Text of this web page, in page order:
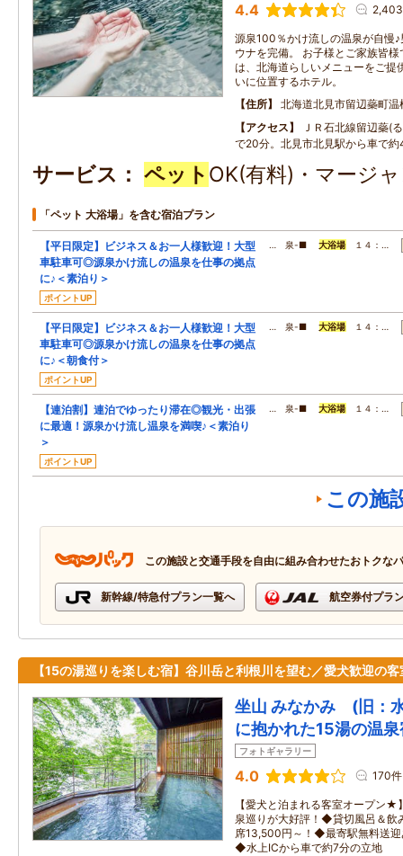
4.4
源泉100％かけ流しの温泉が自慢
ウナを完備。 お子様とご家族皆
は、北海道らしいメニューをご提
いに位置するホテル。
住所
北海道北見市留辺蘂町
アクセス
ＪＲ石北線留辺蘂(
で20分。北見市北見駅から車で
サービス ペット OK(有料)・マージ
「ペット 大浴場」を含む宿泊プラン
【平日限定】ビジネス＆お一人様歓迎！大型
車駐車可◎源泉かけ流しの温泉を仕事の拠点
に♪＜素泊り＞
ポイントUP
… 泉-■大浴場 １４：…
【平日限定】ビジネス＆お一人様歓迎！大型
車駐車可◎源泉かけ流しの温泉を仕事の拠点
に♪＜朝食付＞
ポイントUP
… 泉-■大浴場 １４：…
【連泊割】連泊でゆったり滞在◎観光・出張
に最適！源泉かけ流し温泉を満喫♪＜素泊り
＞
ポイントUP
… 泉-■大浴場 １４：…
この施
この施設と交通手段を自由に組み合わせたおトクな
新幹線/特急付プラン一覧へ 航空券付プラ
【15の湯巡りを楽しむ宿】谷川岳と利根川を望む／愛犬歓迎の客
坐山 みなかみ (旧：
に抱かれた15湯の温泉
フォトギャラリー
4.0 170件
【愛犬と泊まれる客室オープン★
泉巡りが大好評！◆貸切風呂＆飲
席13,500円～！◆最寄駅無料送
◆水上ICから車で約7分の立地